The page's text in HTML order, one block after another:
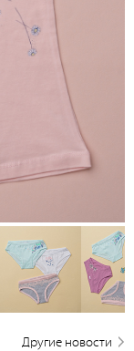
Другие новости